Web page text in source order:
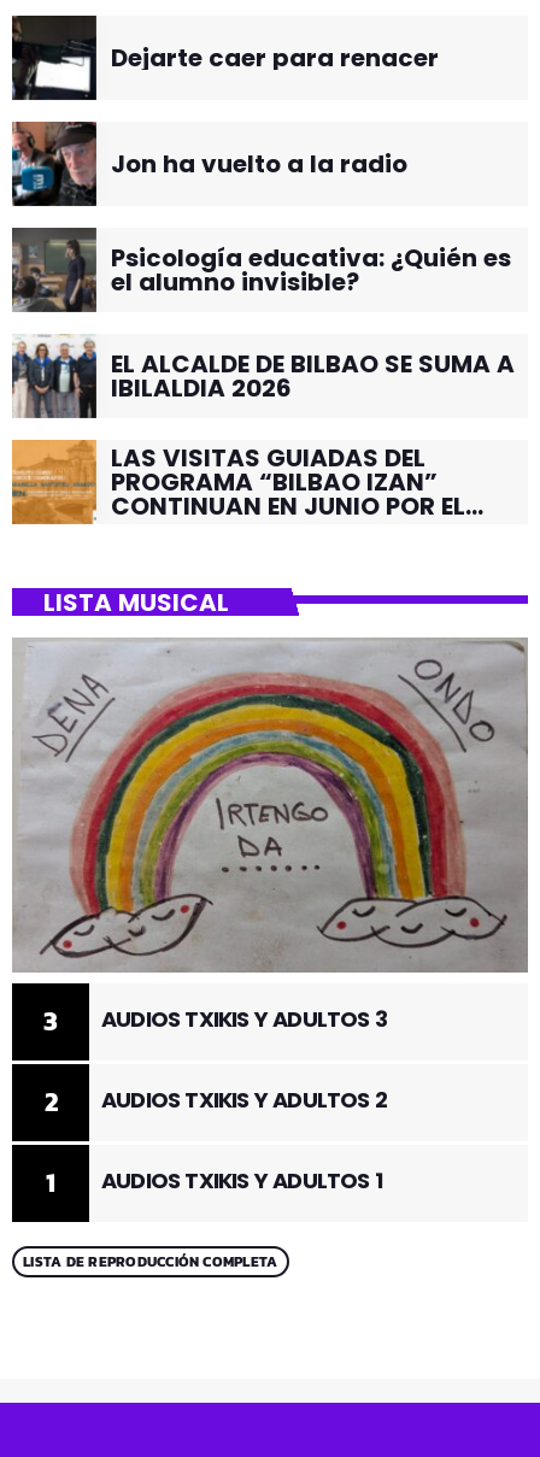
Dejarte caer para renacer
Jon ha vuelto a la radio
Psicología educativa: ¿Quién es
el alumno invisible?
EL ALCALDE DE BILBAO SE SUMA A
IBILALDIA 2026
LAS VISITAS GUIADAS DEL
PROGRAMA “BILBAO IZAN”
CONTINUAN EN JUNIO POR EL
LISTA MUSICAL
1 AUDIOS TXIKIS Y ADULTOS 1
2 AUDIOS TXIKIS Y ADULTOS 2
3 AUDIOS TXIKIS Y ADULTOS 3
LISTA DE REPRODUCCIÓN COMPLETA